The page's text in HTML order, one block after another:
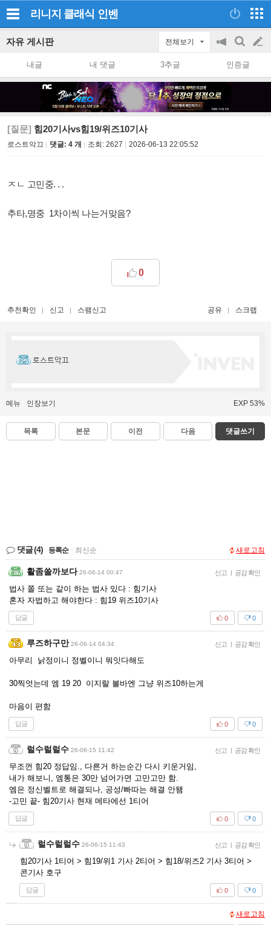
리니지 클래식 인벤
자유 게시판 전체보기
공
on/off
검
색
글
쓰
내글 내 댓글 3추글 인증글
[질문] 힘20기사vs힘19/위즈10기사
로스트악끄 댓글: 4 개 조회: 2627 2026-06-13 22:05:52
ㅈㄴ 고민중. . .
추타,명중 1차이씩 나는거맞음?
0
추천확인 신고 스팸신고 공유 스크랩
로스트악끄
메뉴 인장보기 EXP 53%
목록 본문 이전 다음 댓글쓰기
댓글(4) 등록순 최신순 새로고침
활좀쏠까보다 26-06-14 00:47 신고 | 공감 확인
법사 쫄 또는 같이 하는 법사 있다 : 힘기사
혼자 자법하고 해야한다 : 힘19 위즈10기사
답글 0
0
루즈하구만 26-06-14 04:34 신고 | 공감 확인
아무리 낡정이니 정벨이니 뭐잇다해도
30찍엇는데 엠 19 20 이지랄 볼바엔 그냥 위즈10하는게
마음이 편함
답글 0
0
럴수럴럴수 26-06-15 11:42 신고 | 공감 확인
무조껀 힘20 정답임., 다른거 하는순간 다시 키운거임,
내가 해보니, 엠통은 30만 넘어가면 고만고만 함.
엠은 정신벨트로 해결되나, 공성/빠따는 해결 안됌
-고민 끝- 힘20기사 현재 메타에선 1티어
답글 0
0
럴수럴럴수 26-06-15 11:43 신고 | 공감 확인
힘20기사 1티어 > 힘19/위1 기사 2티어 > 힘18/위즈2 기사 3티어 >
콘기사 호구
답글 0
0
새로고침